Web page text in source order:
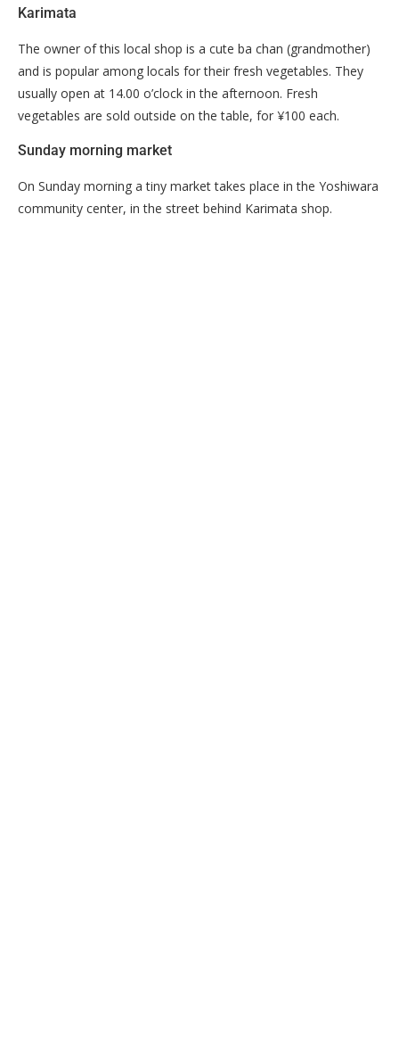
Karimata
The owner of this local shop is a cute ba chan (grandmother)
and is popular among locals for their fresh vegetables. They
usually open at 14.00 o’clock in the afternoon. Fresh
vegetables are sold outside on the table, for ¥100 each.
Sunday morning market
On Sunday morning a tiny market takes place in the Yoshiwara
community center, in the street behind Karimata shop.